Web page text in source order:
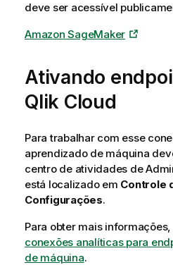
deve ser acessível
Amazon SageMaker
Ativando
Qlik Cloud
Para trabalhar com esse
aprendizado de máquina
centro de atividades de
está localizado em Controle
Configurações.
Para obter mais
conexões analíticas para
de máquina.